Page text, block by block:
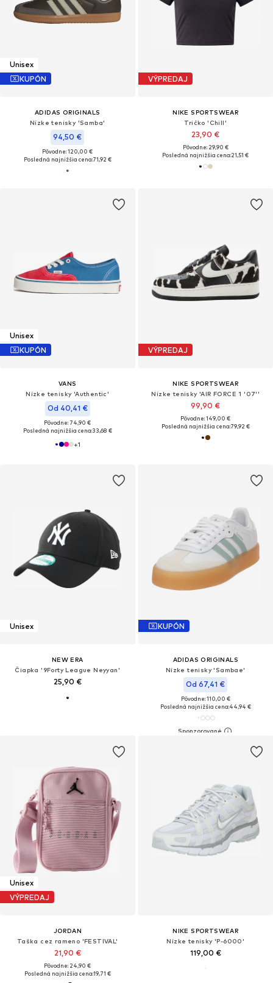
Unisex
KUPÓN
ADIDAS ORIGINALS
Nízke tenisky 'Samba'
94,50 €
Pôvodne: 120,00 €
Posledná najnižšia cena:71,92 €
VÝPREDAJ
NIKE SPORTSWEAR
Tričko 'Chill'
23,90 €
Pôvodne: 29,90 €
Posledná najnižšia cena:21,51 €
Unisex
KUPÓN
VANS
Nízke tenisky 'Authentic'
Od 40,41 €
Pôvodne: 74,90 €
Posledná najnižšia cena:33,68 €
+1
VÝPREDAJ
NIKE SPORTSWEAR
Nízke tenisky 'AIR FORCE 1 '07''
99,90 €
Pôvodne: 149,00 €
Posledná najnižšia cena:79,92 €
Unisex
NEW ERA
Čiapka '9Forty League Neyyan'
25,90 €
KUPÓN
ADIDAS ORIGINALS
Nízke tenisky 'Sambae'
Od 67,41 €
Pôvodne: 110,00 €
Posledná najnižšia cena:44,94 €
Unisex
VÝPREDAJ
JORDAN
Taška cez rameno 'FESTIVAL'
21,90 €
Pôvodne: 24,90 €
Posledná najnižšia cena:19,71 €
NIKE SPORTSWEAR
Nízke tenisky 'P-6000'
119,00 €